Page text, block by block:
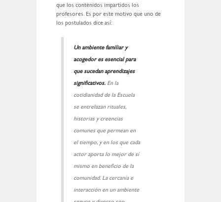
que los contenidos impartidos los
profesores. Es por este motivo que uno de
los postulados dice así:
Un ambiente familiar y
acogedor es esencial para
que sucedan aprendizajes
significativos. En la
cotidianidad de la Escuela
se entrelazan rituales,
historias y creencias
comunes que permean en
el tiempo, y en los que cada
actor aporta lo mejor de sí
mismo en beneficio de la
comunidad. La cercanía e
interacción en un ambiente